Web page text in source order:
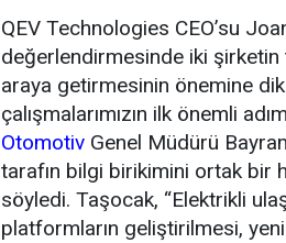
QEV Technologies CEO’su
değerlendirmesinde iki
araya getirmesinin önemine
çalışmalarımızın ilk önemli
Otomotiv Genel Müdürü
tarafın bilgi birikimini ortak bir
söyledi. Taşocak, “Elektrikli
platformların geliştirilmesi,